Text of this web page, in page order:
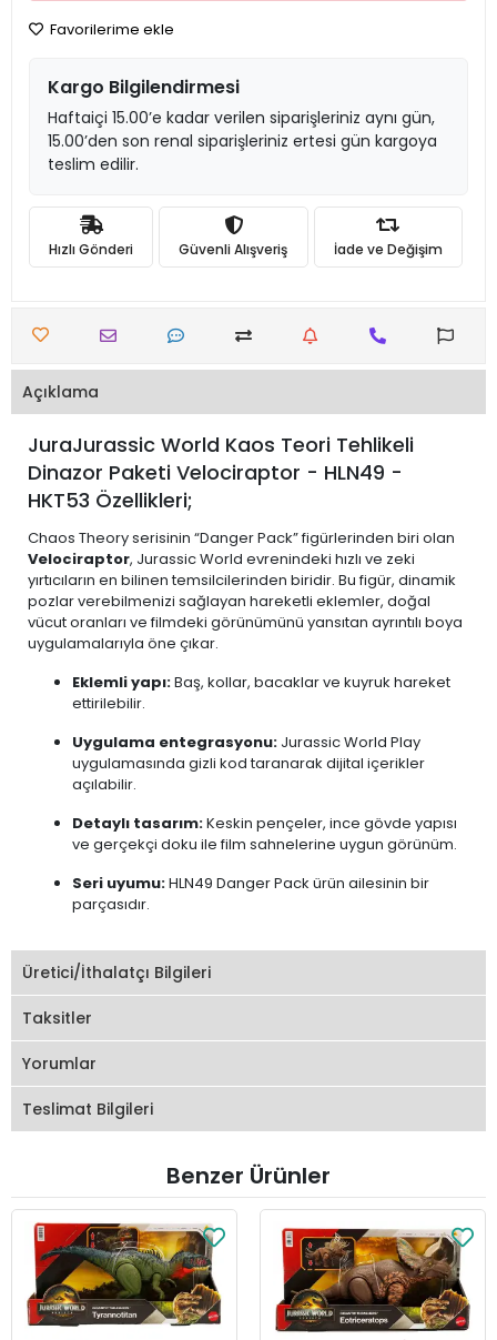
Favorilerime ekle
Kargo Bilgilendirmesi
Haftaiçi 15.00’e kadar verilen siparişleriniz aynı gün,
15.00’den son renal siparişleriniz ertesi gün kargoya
teslim edilir.
Hızlı Gönderi Güvenli Alışveriş İade ve Değişim
Açıklama
JuraJurassic World Kaos Teori Tehlikeli
Dinazor Paketi Velociraptor - HLN49 -
HKT53 Özellikleri;
Chaos Theory serisinin “Danger Pack” figürlerinden biri olan
Velociraptor, Jurassic World evrenindeki hızlı ve zeki
yırtıcıların en bilinen temsilcilerinden biridir. Bu figür, dinamik
pozlar verebilmenizi sağlayan hareketli eklemler, doğal
vücut oranları ve filmdeki görünümünü yansıtan ayrıntılı boya
uygulamalarıyla öne çıkar.
Eklemli yapı:Baş, kollar, bacaklar ve kuyruk hareket
ettirilebilir.
Uygulama entegrasyonu: Jurassic World Play
uygulamasında gizli kod taranarak dijital içerikler
açılabilir.
Detaylı tasarım:Keskin pençeler, ince gövde yapısı
ve gerçekçi doku ile film sahnelerine uygun görünüm.
Seri uyumu:HLN49 Danger Pack ürün ailesinin bir
parçasıdır.
Üretici/İthalatçı Bilgileri
Taksitler
Yorumlar
Teslimat Bilgileri
Benzer Ürünler